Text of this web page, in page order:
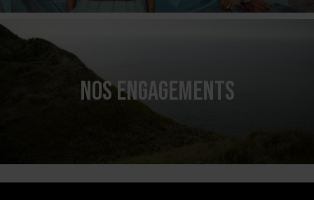
NOS ENGAGEMENTS